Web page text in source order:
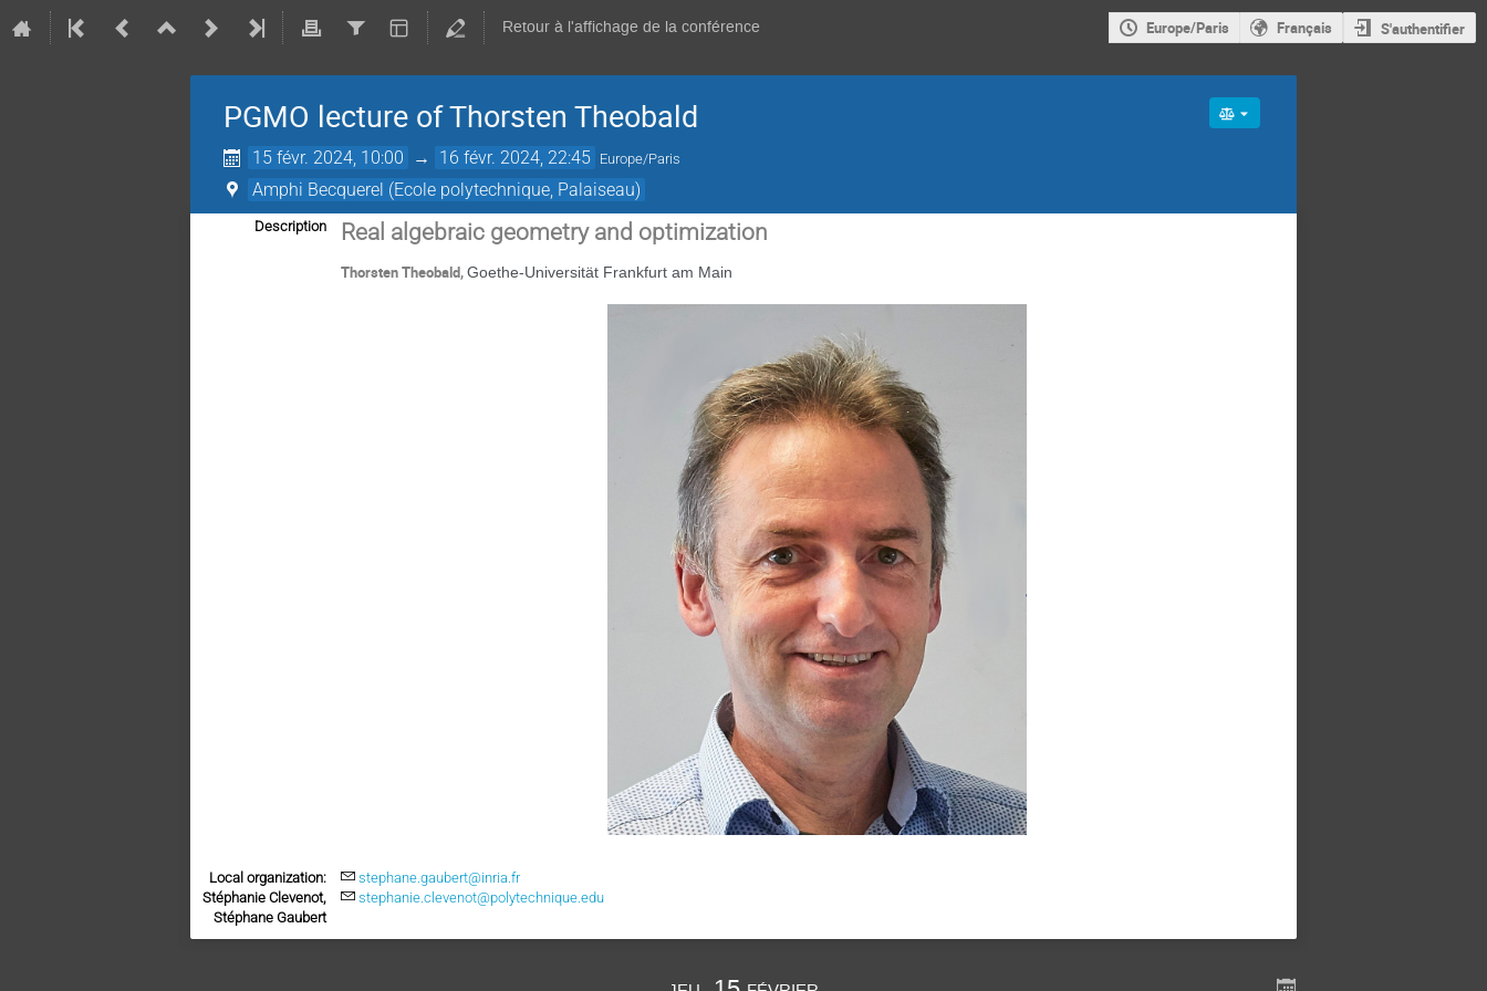
Retour à l'affichage de la conférence Europe/Paris Français S'authentifier
PGMO lecture of Thorsten Theobald
15 févr. 2024, 10:00 → 16 févr. 2024, 22:45 Europe/Paris
Amphi Becquerel (Ecole polytechnique, Palaiseau)
Description Real algebraic geometry and optimization
Thorsten Theobald,Goethe-Universität Frankfurt am Main
Local organization:
Stéphanie Clevenot,
Stéphane Gaubert
stephane.gaubert@inria.fr
stephanie.clevenot@polytechnique.edu